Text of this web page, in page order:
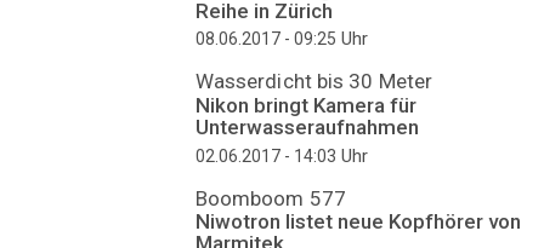
Reihe in Zürich
08.06.2017 - 09:25 Uhr
Wasserdicht bis 30 Meter
Nikon bringt Kamera für
Unterwasseraufnahmen
02.06.2017 - 14:03 Uhr
Boomboom 577
Niwotron listet neue Kopfhörer von